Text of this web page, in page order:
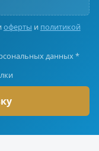
оферты и политикой
данных *